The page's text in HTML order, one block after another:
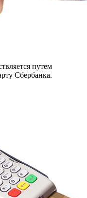
путем
Сбербанка.